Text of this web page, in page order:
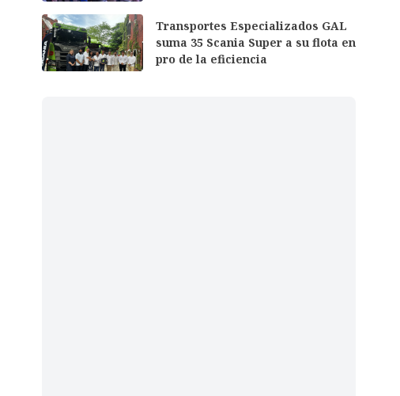
Transportes Especializados GAL
suma 35 Scania Super a su flota en
pro de la eficiencia